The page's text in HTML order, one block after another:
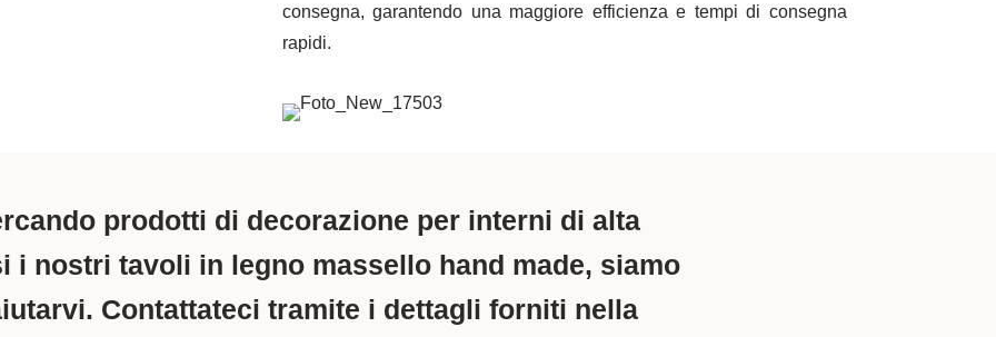
consegna, garantendo una maggiore efficienza e tempi di consegna
rapidi.
prodotti di decorazione per interni di alta
i nostri tavoli in legno massello hand made, siamo
Contattateci tramite i dettagli forniti nella